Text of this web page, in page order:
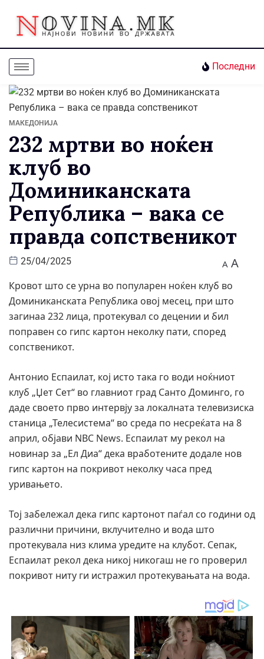
Последни
МАКЕДОНИЈА
232 мртви во ноќен
клуб во
Доминиканската
Република – вака се
правда сопственикот
25/04/2025 A A
Кровот што се урна во популарен ноќен клуб во
Доминиканската Република овој месец, при што
загинаа 232 лица, протекувал со децении и бил
поправен со гипс картон неколку пати, според
сопственикот.
Антонио Еспаилат, кој исто така го води ноќниот
клуб „Џет Сет“ во главниот град Санто Доминго, го
даде своето прво интервју за локалната телевизиска
станица „Телесистема“ во среда по несреќата на 8
април, објави NBC News. Еспаилат му рекол на
новинар за „Ел Диа“ дека вработените додале нов
гипс картон на покривот неколку часа пред
уривањето.
Тој забележал дека гипс картонот паѓал со години од
различни причини, вклучително и вода што
протекувала низ клима уредите на клубот. Сепак,
Еспаилат рекол дека никој никогаш не го проверил
покривот ниту ги истражил протекувањата на вода.